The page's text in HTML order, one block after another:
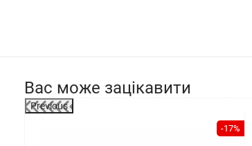
Вас може зацікавити
Previous
-17%